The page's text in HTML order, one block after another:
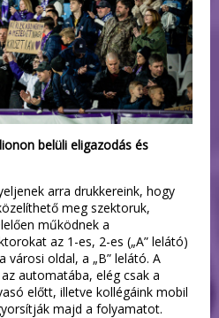
belüli eligazodás és
arra drukkereink, hogy
meg szektoruk,
működnek a
az 1-es, 2-es („A” lelátó)
városi oldal, a „B” lelátó. A
automatába, elég csak a
előtt, illetve kollégáink mobil
majd a folyamatot.